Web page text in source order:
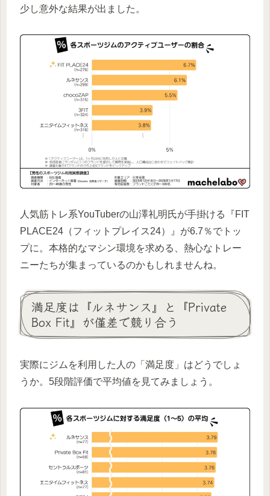
少し意外な結果が出ました。
人気筋トレ系YouTuberの山澤礼明氏が手掛ける『FIT
PLACE24（フィットプレイス24）』が6.7％でトッ
プに。本格的なマシン環境を求める、熱心なトレー
ニーたちが集まっているのかもしれませんね。
満足度は『ルネサンス』と『Private
Box Fit』が僅差で競り合う
実際にジムを利用した人の「満足度」はどうでしょ
うか。5段階評価で平均値を見てみましょう。